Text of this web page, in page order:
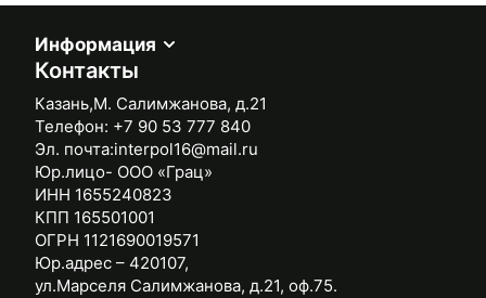
Информация
Контакты
Казань,М. Салимжанова, д.21
Телефон: +7 90 53 777 840
Эл. почта:interpol16@mail.ru
Юр.лицо- ООО «Грац»
ИНН 1655240823
КПП 165501001
ОГРН 1121690019571
Юр.адрес – 420107,
ул.Марселя Салимжанова, д.21, оф.75.